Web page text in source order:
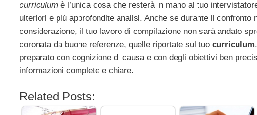
curriculum è l’unica cosa che resterà in mano al tuo
ulteriori e più approfondite analisi. Anche se durante il
considerazione, il tuo lavoro di compilazione non sarà andato
coronata da buone referenze, quelle riportate sul tuo curriculum
preparato con cognizione di causa e con degli obiettivi ben
informazioni complete e chiare.
Related Posts: